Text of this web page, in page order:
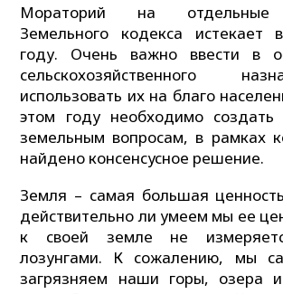
Мораторий на отдельные
Земельного кодекса истекает
году. Очень важно ввести в
сельскохозяйственного
использовать их на благо
этом году необходимо
земельным вопросам, в рамках
найдено консенсусное решение.
Земля – самая большая
действительно ли умеем мы ее
к своей земле не
лозунгами. К сожалению, мы
загрязняем наши горы, озера